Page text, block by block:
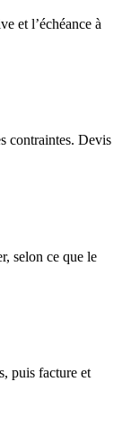
et l’échéance à
contraintes. Devis
selon ce que le
puis facture et